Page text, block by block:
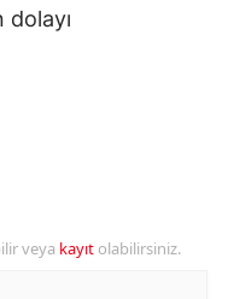
dolayı
veya kayıt olabilirsiniz.